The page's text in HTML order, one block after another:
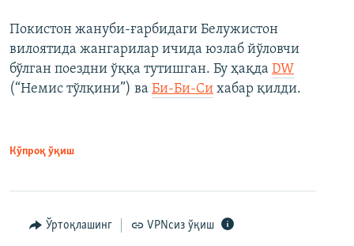
Покистон жануби-ғарбидаги Белужистон
вилоятида жангарилар ичида юзлаб йўловчи
бўлган поездни ўққа тутишган. Бу ҳақда DW
(“Немис тўлқини”) ва Би-Би-Си хабар қилди.
Кўпроқ ўқиш
Ўртоқлашинг VPNсиз ўқиш